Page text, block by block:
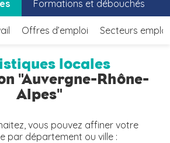
Formations et débouchés
Offres d’emploi Secteurs
locales
"Auvergne-Rhône-
Alpes"
vous pouvez affiner votre
par département ou ville :